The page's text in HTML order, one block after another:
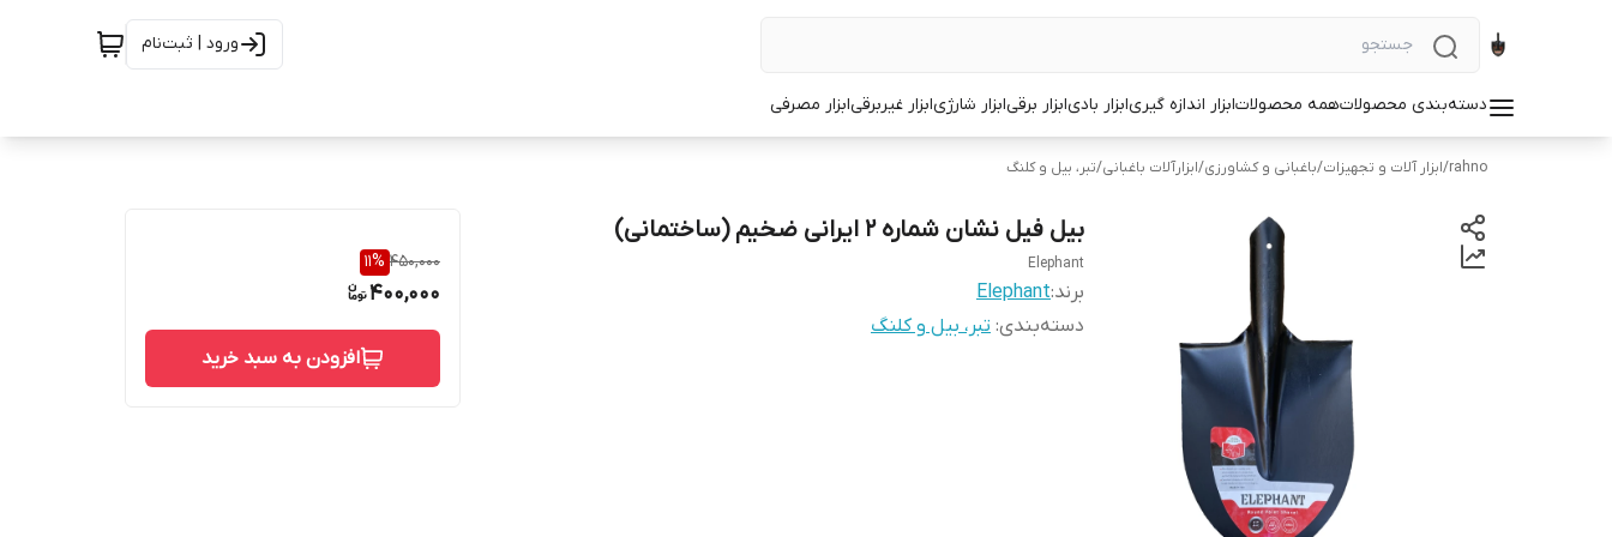
ورود | ثبت‌نام
دسته‌بندی محصولاتهمه محصولاتابزار اندازه گیریابزار بادیابزار برقیابزار شارژیابزار غیربرقیابزار مصرفی
rahno
/ابزار آلات و تجهیزات/باغبانی و کشاورزی/ابزارآلات باغبانی/تبر، بیل و کلنگ
بیل فیل نشان شماره 2 ایرانی ضخیم (ساختمانی)
Elephant
برند:Elephant
دسته‌بندی: تبر، بیل و کلنگ
450,000
11%
400,000
افزودن به سبد خرید